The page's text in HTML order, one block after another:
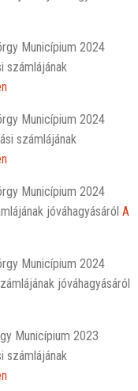
Municípium 2024
számlájának
Municípium 2024
számlájának
Municípium 2024
jóváhagyásáról A
Municípium 2024
jóváhagyásáról
Municípium 2023
számlájának